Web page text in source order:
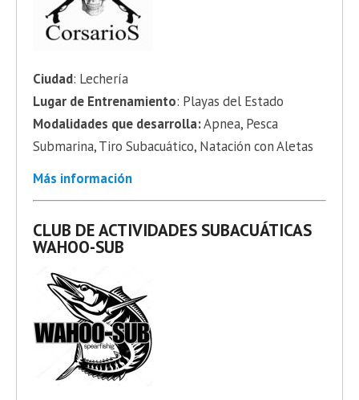
Ciudad: Lechería
Lugar de Entrenamiento: Playas del Estado
Modalidades que desarrolla:Apnea, Pesca
Submarina, Tiro Subacuático, Natación con Aletas
Más información
CLUB DE ACTIVIDADES SUBACUÁTICAS
WAHOO-SUB